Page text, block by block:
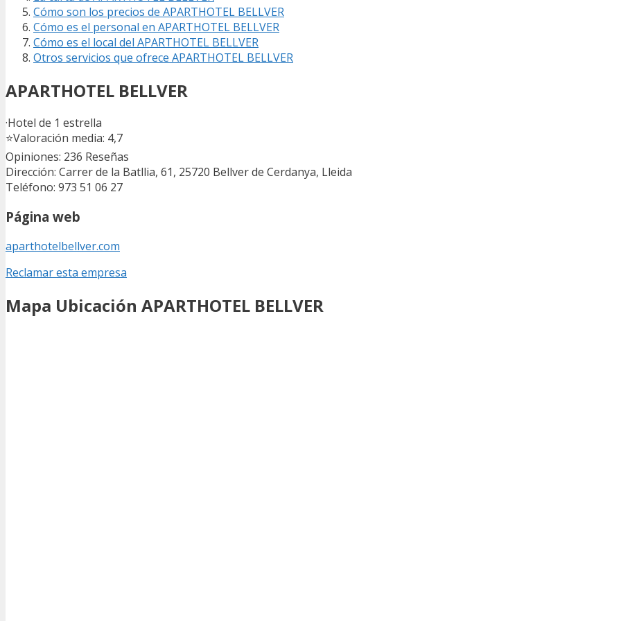
Cómo son los precios de APARTHOTEL BELLVER
Cómo es el personal en APARTHOTEL BELLVER
Cómo es el local del APARTHOTEL BELLVER
Otros servicios que ofrece APARTHOTEL BELLVER
APARTHOTEL BELLVER
·Hotel de 1 estrella
⭐Valoración media: 4,7
Opiniones: 236 Reseñas
Dirección: Carrer de la Batllia, 61, 25720 Bellver de Cerdanya, Lleida
Teléfono: 973 51 06 27
Página web
aparthotelbellver.com
Reclamar esta empresa
Mapa Ubicación APARTHOTEL BELLVER